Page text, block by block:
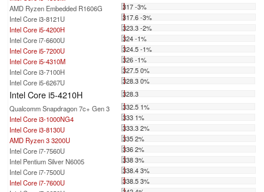
AMD Ryzen Embedded R1606G
317 -3%
Intel Core i3-8121U
317.6 -3%
Intel Core i5-4200H
323.3 -2%
Intel Core i7-6600U
324 -1%
Intel Core i5-7200U
324.5 -1%
Intel Core i5-4310M
326 -1%
Intel Core i3-7100H
327.5 0%
Intel Core i5-6267U
328.3 0%
Intel Core i5-4210H
328.3
Qualcomm Snapdragon 7c+ Gen 3
332.5 1%
Intel Core i3-1000NG4
333 1%
Intel Core i3-8130U
333.3 2%
AMD Ryzen 3 3200U
335 2%
Intel Core i7-7560U
336 2%
Intel Pentium Silver N6005
338 3%
Intel Core i7-7500U
338.4 3%
Intel Core i7-7600U
338.5 3%